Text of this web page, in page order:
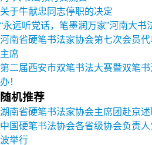
关于牛献忠同志停职的决定
“永远听党话，笔墨润万家”河南大书
河南省硬笔书法家协会第七次会员
主席
第二届西安市双笔书法大赛暨双笔
办！
随机推荐
湖南省硬笔书法家协会主席团赴京述
中国硬笔书法协会各省级协会负责
波举行